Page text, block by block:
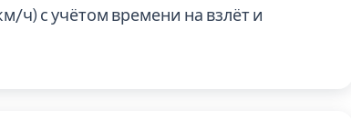
ч) с учётом времени на взлёт и